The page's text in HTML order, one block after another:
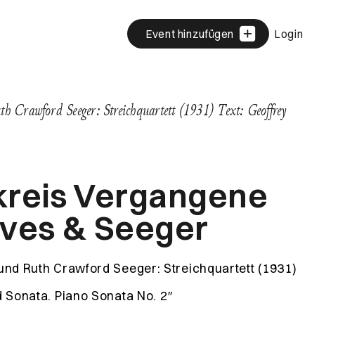
Event hinzufügen Login
Crawford Seeger: Streichquartett (1931) Text: Geoffrey
Vergangene
& Seeger
Ruth Crawford Seeger: Streichquartett (1931)
Sonata. Piano Sonata No. 2″